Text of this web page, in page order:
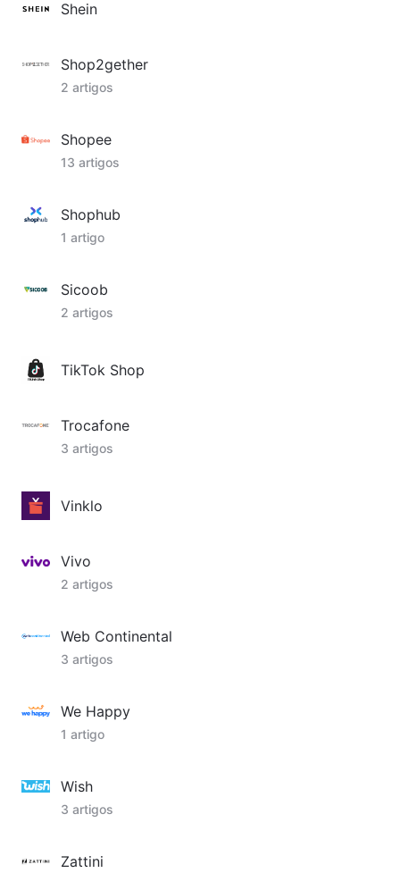
Shein
Shop2gether
2 artigos
Shopee
13 artigos
Shophub
1 artigo
Sicoob
2 artigos
TikTok Shop
Trocafone
3 artigos
Vinklo
Vivo
2 artigos
Web Continental
3 artigos
We Happy
1 artigo
Wish
3 artigos
Zattini